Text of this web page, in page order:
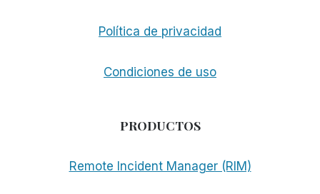
Política de privacidad
Condiciones de uso
PRODUCTOS
Remote Incident Manager (RIM)